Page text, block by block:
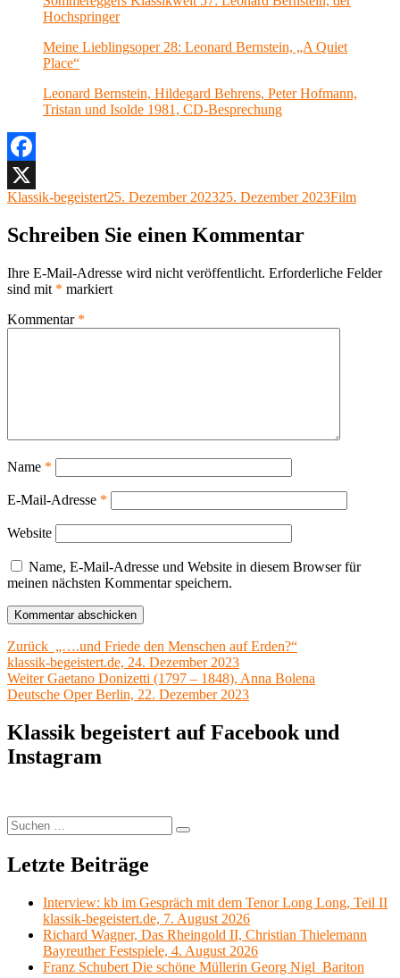
Hochspringer
Meine Lieblingsoper 28: Leonard Bernstein, „A Quiet
Place“
Leonard Bernstein, Hildegard Behrens, Peter Hofmann,
Tristan und Isolde 1981, CD-Besprechung
Facebook
X
Autor
Klassik-begeistertVeröffentlicht
25. Dezember 202325. Dezember 2023Kategorien
Film
Schreiben Sie einen Kommentar
Ihre E-Mail-Adresse wird nicht veröffentlicht. Erforderliche Felder
sind mit * markiert
Kommentar *
Name *
E-Mail-Adresse *
Website
Name, E-Mail-Adresse und Website in diesem Browser für
meinen nächsten Kommentar speichern.
Beitragsnavigation
Zurück
Vorheriger
Beitrag:
„….und Friede den Menschen auf Erden?“
klassik-begeistert.de, 24. Dezember 2023
Weiter Nächster
Beitrag:
Gaetano Donizetti (1797 – 1848), Anna Bolena
Deutsche Oper Berlin, 22. Dezember 2023
Klassik begeistert auf Facebook und
Instagram
Suchen
nach:
Suchen
Letzte Beiträge
Interview: kb im Gespräch mit dem Tenor Long Long, Teil II
klassik-begeistert.de, 7. August 2026
Richard Wagner, Das Rheingold II, Christian Thielemann
Bayreuther Festspiele, 4. August 2026
Franz Schubert Die schöne Müllerin Georg Nigl Bariton